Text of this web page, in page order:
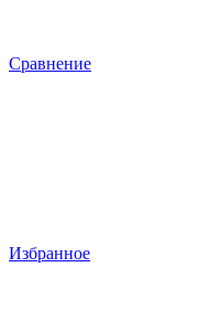
Сравнение
Избранное